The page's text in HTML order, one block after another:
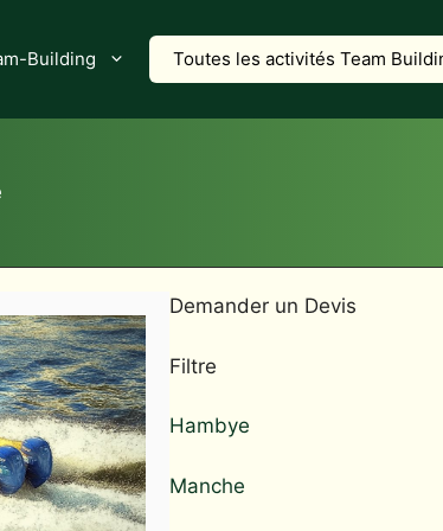
Building Toutes les activités Team
Demander un Devis
Filtre
Hambye
Manche